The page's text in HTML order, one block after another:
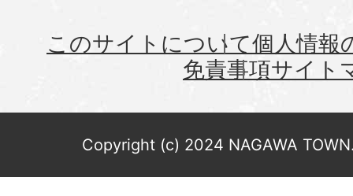
このサイトについて個人情報
免責事項サイト
Copyright (c) 2024 NAGAWA